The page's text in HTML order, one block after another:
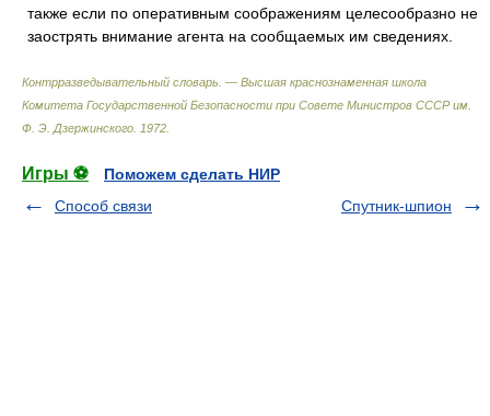
также если по оперативным соображениям целесообразно не
заострять внимание агента на сообщаемых им сведениях.
Контрразведывательный словарь. — Высшая краснознаменная школа
Комитета Государственной Безопасности при Совете Министров СССР им.
Ф. Э. Дзержинского 1972
Игры ⚽
Поможем сделать НИР
Способ связи
Спутник-шпион